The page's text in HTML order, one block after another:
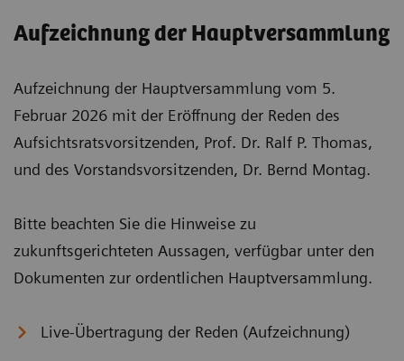
Aufzeichnung der Hauptversammlung
Aufzeichnung der Hauptversammlung vom 5.
Februar 2026 mit der Eröffnung der Reden des
Aufsichtsratsvorsitzenden, Prof. Dr. Ralf P. Thomas,
und des Vorstandsvorsitzenden, Dr. Bernd Montag.
Bitte beachten Sie die Hinweise zu
zukunftsgerichteten Aussagen, verfügbar unter den
Dokumenten zur ordentlichen Hauptversammlung.
Live-Übertragung der Reden (Aufzeichnung)